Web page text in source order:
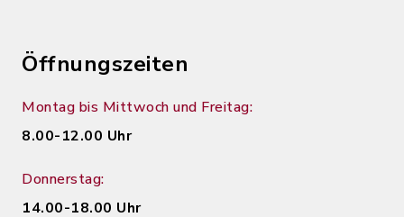
Öffnungszeiten
Montag bis Mittwoch und Freitag:
8.00-12.00 Uhr
Donnerstag:
14.00-18.00 Uhr